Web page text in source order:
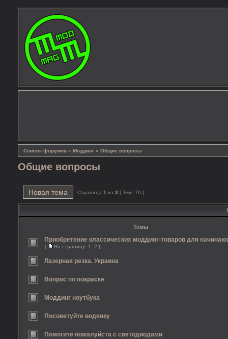
Список форумов » Моддинг » Общие вопросы
Общие вопросы
Новая тема Страница 1 из 3 [ Тем: 70 ]
Темы
Приобретение классических моддинг-товаров для
[ На страницу: 1 2 ]
Лазерная резка. Украина
Вопрос по покраске
Моддинг ноутбука
Посоветуйте водянку
Помогите пожалуйста с светодиодами